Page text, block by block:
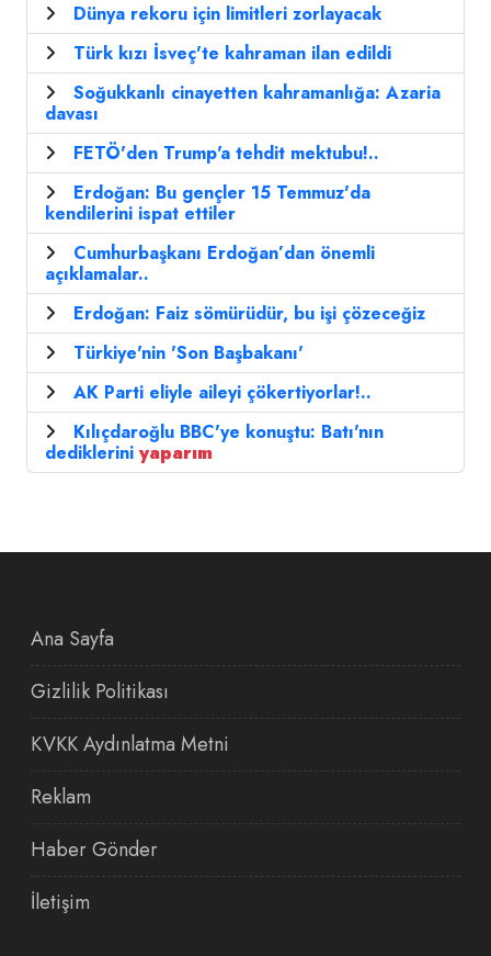
Dünya rekoru için limitleri zorlayacak
Türk kızı İsveç'te kahraman ilan edildi
Soğukkanlı cinayetten kahramanlığa: Azaria
davası
FETÖ'den Trump'a tehdit mektubu!..
Erdoğan: Bu gençler 15 Temmuz'da
kendilerini ispat ettiler
Cumhurbaşkanı Erdoğan’dan önemli
açıklamalar..
Erdoğan: Faiz sömürüdür, bu işi çözeceğiz
Türkiye'nin 'Son Başbakanı'
AK Parti eliyle aileyi çökertiyorlar!..
Kılıçdaroğlu BBC'ye konuştu: Batı'nın
dediklerini yaparım
Ana Sayfa
Gizlilik Politikası
KVKK Aydınlatma Metni
Reklam
Haber Gönder
İletişim